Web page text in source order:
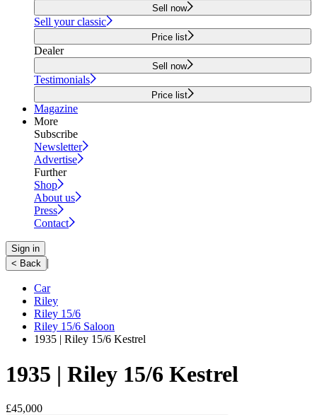
Sell now
Sell your classic
Price list
Dealer
Sell now
Testimonials
Price list
Magazine
More
Subscribe
Newsletter
Advertise
Further
Shop
About us
Press
Contact
Sign in
< Back |
Car
Riley
Riley 15/6
Riley 15/6 Saloon
1935 | Riley 15/6 Kestrel
1935 | Riley 15/6 Kestrel
£45,000